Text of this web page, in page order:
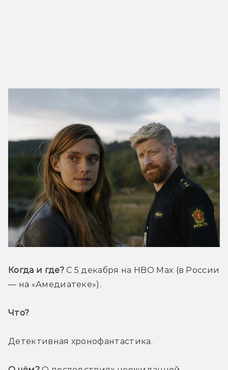
Когда и где? С 5 декабря на HBO Max (в России
— на «Амедиатеке»).
Что?
Детективная хронофантастика.